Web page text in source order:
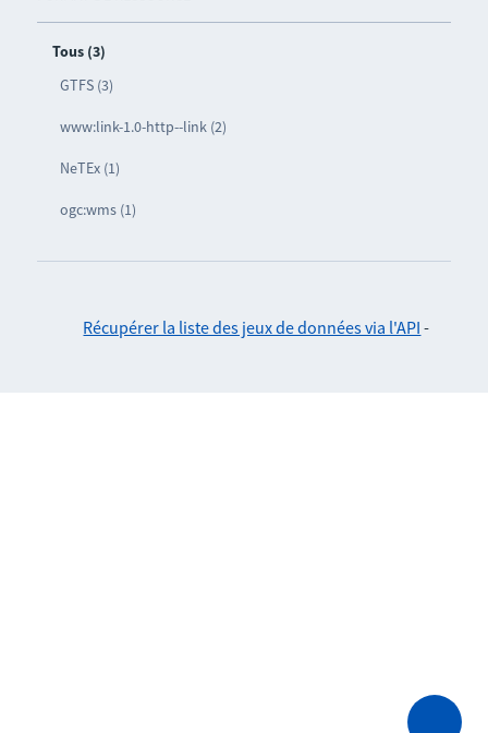
Tous (3)
GTFS (3)
www:link-1.0-http--link (2)
NeTEx (1)
ogc:wms (1)
Récupérer la liste des jeux de données via l'API -